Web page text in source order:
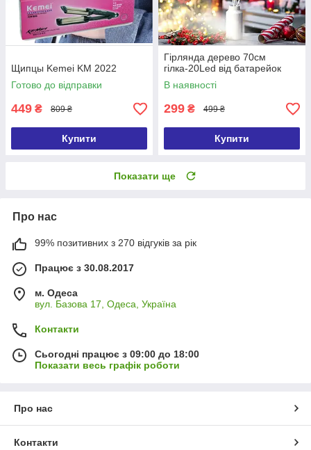
Щипцы Kemei KM 2022
Готово до відправки
449 ₴ 809 ₴
Купити
Гірлянда дерево 70см
гілка-20Led від батарейок
В наявності
299 ₴ 499 ₴
Купити
Показати ще
Про нас
99% позитивних з 270 відгуків за рік
Працює з 30.08.2017
м. Одеса
вул. Базова 17, Одеса, Україна
Контакти
Сьогодні працює з 09:00 до 18:00
Показати весь графік роботи
Про нас
Контакти